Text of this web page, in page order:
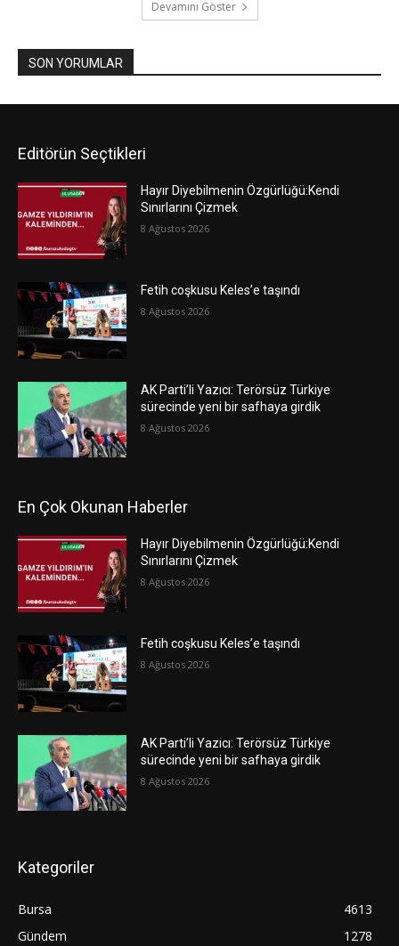
Devamını Göster
SON YORUMLAR
Editörün Seçtikleri
Hayır Diyebilmenin Özgürlüğü:Kendi
Sınırlarını Çizmek
8 Ağustos 2026
Fetih coşkusu Keles’e taşındı
8 Ağustos 2026
AK Parti’li Yazıcı: Terörsüz Türkiye
sürecinde yeni bir safhaya girdik
8 Ağustos 2026
En Çok Okunan Haberler
Hayır Diyebilmenin Özgürlüğü:Kendi
Sınırlarını Çizmek
8 Ağustos 2026
Fetih coşkusu Keles’e taşındı
8 Ağustos 2026
AK Parti’li Yazıcı: Terörsüz Türkiye
sürecinde yeni bir safhaya girdik
8 Ağustos 2026
Kategoriler
Bursa
4613
Gündem
1278